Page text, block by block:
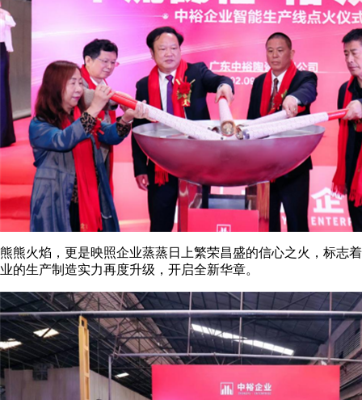
熊熊火焰，更是映照企业蒸蒸日上繁荣昌盛的信心之火，标志
业的生产制造实力再度升级，开启全新华章。